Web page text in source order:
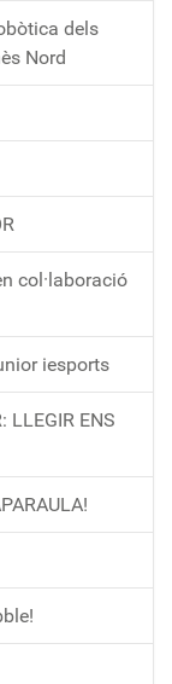
dels
Nord
col·laboració
iesports
LLEGIR ENS